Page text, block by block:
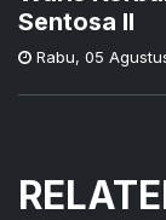
Sentosa II
Rabu, 05